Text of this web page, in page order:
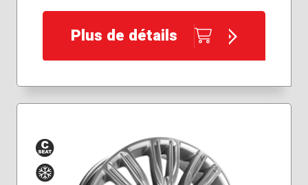
Plus de détails